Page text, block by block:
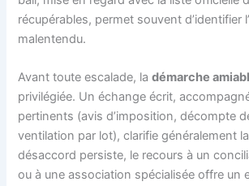
récupérables, permet souvent d’identifier
malentendu.
Avant toute escalade, ladémarche
privilégiée. Un échange écrit,
pertinents (avis d’imposition, décompte
ventilation par lot), clarifie généralement
désaccord persiste, le recours à un
ou à une association spécialisée offre un